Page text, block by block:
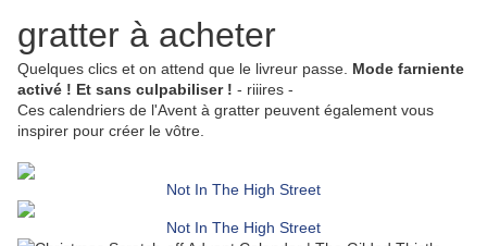
gratter à acheter
Quelques clics et on attend que le livreur passe. Mode farniente
activé ! Et sans culpabiliser ! - riiires -
Ces calendriers de l'Avent à gratter peuvent également vous
inspirer pour créer le vôtre.
Not In The High Street
Not In The High Street